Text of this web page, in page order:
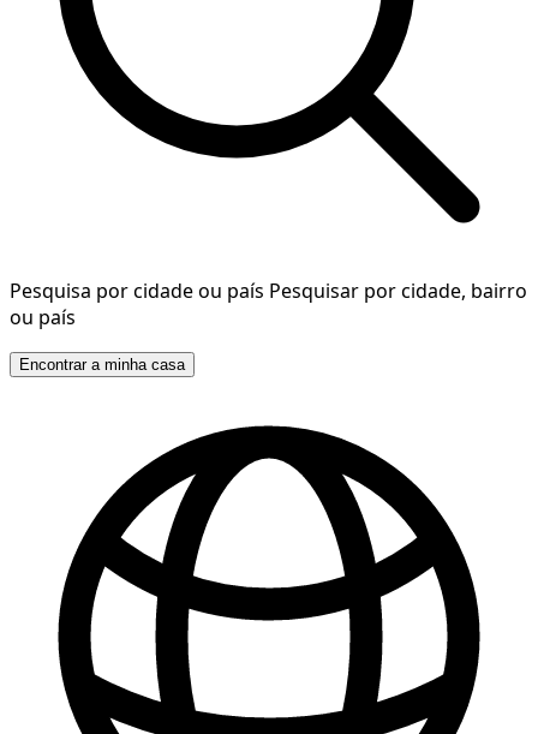
Pesquisa por cidade ou país Pesquisar por cidade, bairro
ou país
Encontrar a minha casa